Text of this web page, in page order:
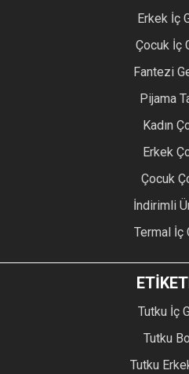
Erkek İç
Çocuk İç
Fantezi
Pijama
Kadın
Erkek
Çocuk
İndirimli
Termal İç
Tutku İç
Tutku
Tutku